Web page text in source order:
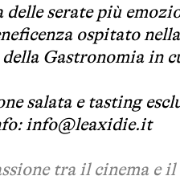
delle serate più
ospitato
Gastronomia in
salata e tasting
info@leaxidie.it
tra il cinema e